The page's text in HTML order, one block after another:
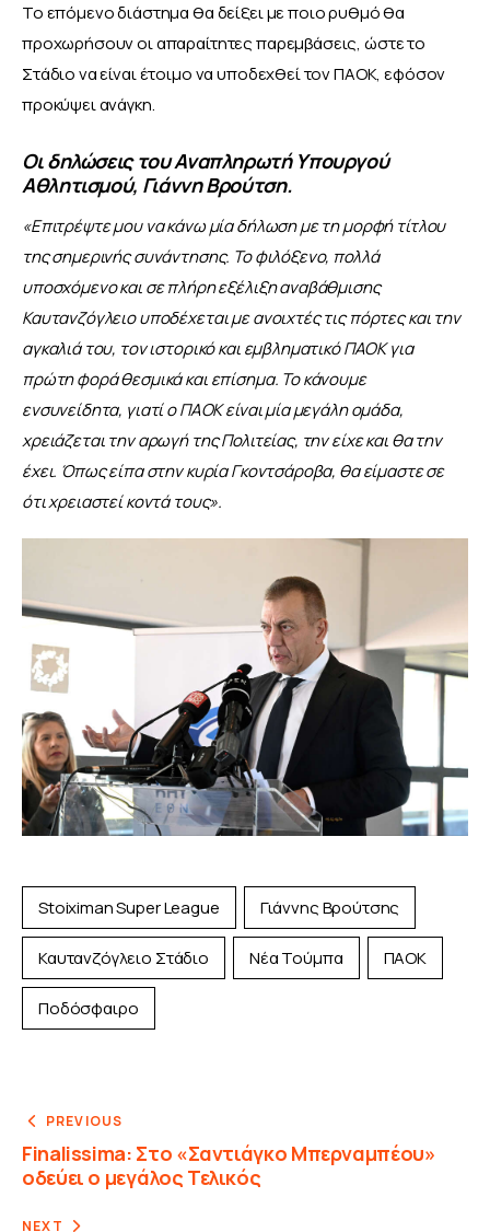
Το επόμενο διάστημα θα δείξει με ποιο ρυθμό θα
προχωρήσουν οι απαραίτητες παρεμβάσεις, ώστε το
Στάδιο να είναι έτοιμο να υποδεχθεί τον ΠΑΟΚ, εφόσον
προκύψει ανάγκη.
Οι δηλώσεις του Αναπληρωτή Υπουργού
Αθλητισμού, Γιάννη Βρούτση.
«Επιτρέψτε μου να κάνω μία δήλωση με τη μορφή τίτλου
της σημερινής συνάντησης. Το φιλόξενο, πολλά
υποσχόμενο και σε πλήρη εξέλιξη αναβάθμισης
Καυτανζόγλειο υποδέχεται με ανοιχτές τις πόρτες και την
αγκαλιά του, τον ιστορικό και εμβληματικό ΠΑΟΚ για
πρώτη φορά θεσμικά και επίσημα. Το κάνουμε
ενσυνείδητα, γιατί ο ΠΑΟΚ είναι μία μεγάλη ομάδα,
χρειάζεται την αρωγή της Πολιτείας, την είχε και θα την
έχει. Όπως είπα στην κυρία Γκοντσάροβα, θα είμαστε σε
ότι χρειαστεί κοντά τους».
Stoiximan Super League Γιάννης Βρούτσης
Καυτανζόγλειο Στάδιο Νέα Τούμπα ΠΑΟΚ
Ποδόσφαιρο
PREVIOUS
Finalissima: Στο «Σαντιάγκο Μπερναμπέου»
οδεύει ο μεγάλος Τελικός
NEXT